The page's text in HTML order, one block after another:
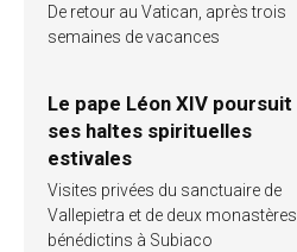
De retour au Vatican, après trois
semaines de vacances
Le pape Léon XIV poursuit
ses haltes spirituelles
estivales
Visites privées du sanctuaire de
Vallepietra et de deux monastères
bénédictins à Subiaco